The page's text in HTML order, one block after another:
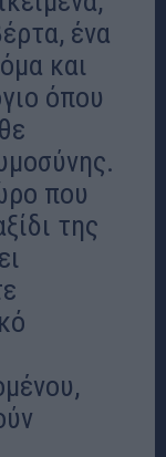
ένα
και
όπου
που
της